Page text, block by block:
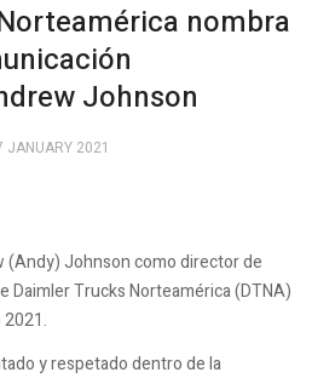
nombra
Johnson
JANUARY 2021
(Andy) Johnson como director de
Daimler Trucks Norteamérica (DTNA)
y respetado dentro de la